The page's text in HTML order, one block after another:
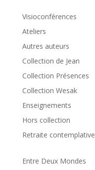
Visioconférences
Ateliers
Autres auteurs
Collection de Jean
Collection Présences
Collection Wesak
Enseignements
Hors collection
Retraite contemplative
Entre Deux Mondes